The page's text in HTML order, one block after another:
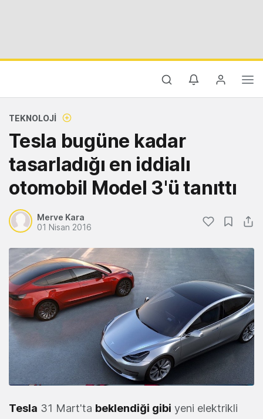
TEKNOLOJI
Tesla bugüne kadar
tasarladığı en iddialı
otomobil Model 3'ü tanıttı
Merve Kara
01 Nisan 2016
Tesla 31 Mart'ta beklendiği gibi yeni elektrikli